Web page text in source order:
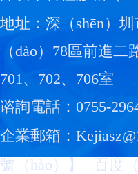
地址：深（shēn）
（dào）78區前進
701、702、706室
谘詢電話：0755-
企業郵箱：
號（hào）
】 百度